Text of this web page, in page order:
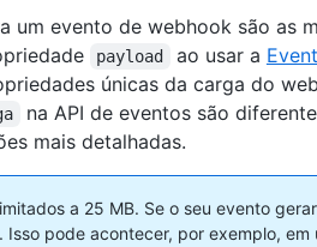
um evento de webhook são as
payload ao usar a
únicas da carga do
na API de eventos são
mais detalhadas.
a 25 MB. Se o seu evento
pode acontecer, por exemplo, em